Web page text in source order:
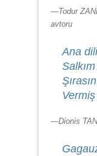
—Todur
avtoru
Ana
—Dionis